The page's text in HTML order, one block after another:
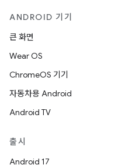
ANDROID 기기
큰 화면
Wear OS
ChromeOS 기기
자동차용 Android
Android TV
출시
Android 17